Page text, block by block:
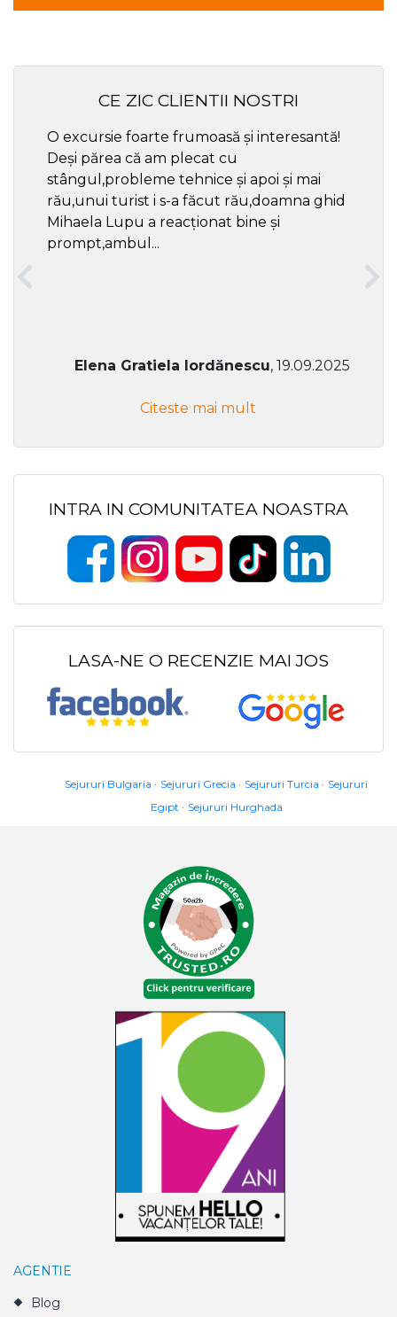
CE ZIC CLIENTII NOSTRI
O excursie foarte frumoasă și interesantă!
Deși părea că am plecat cu
stângul,probleme tehnice și apoi și mai
rău,unui turist i s-a făcut rău,doamna ghid
Mihaela Lupu a reacționat bine și
prompt,ambul...
Elena Gratiela Iordănescu, 19.09.2025
Citeste mai mult
INTRA IN COMUNITATEA NOASTRA
LASA-NE O RECENZIE MAI JOS
Sejururi Bulgaria Sejururi Grecia Sejururi Turcia
Sejururi
Egipt
Sejururi Hurghada
AGENTIE
Blog